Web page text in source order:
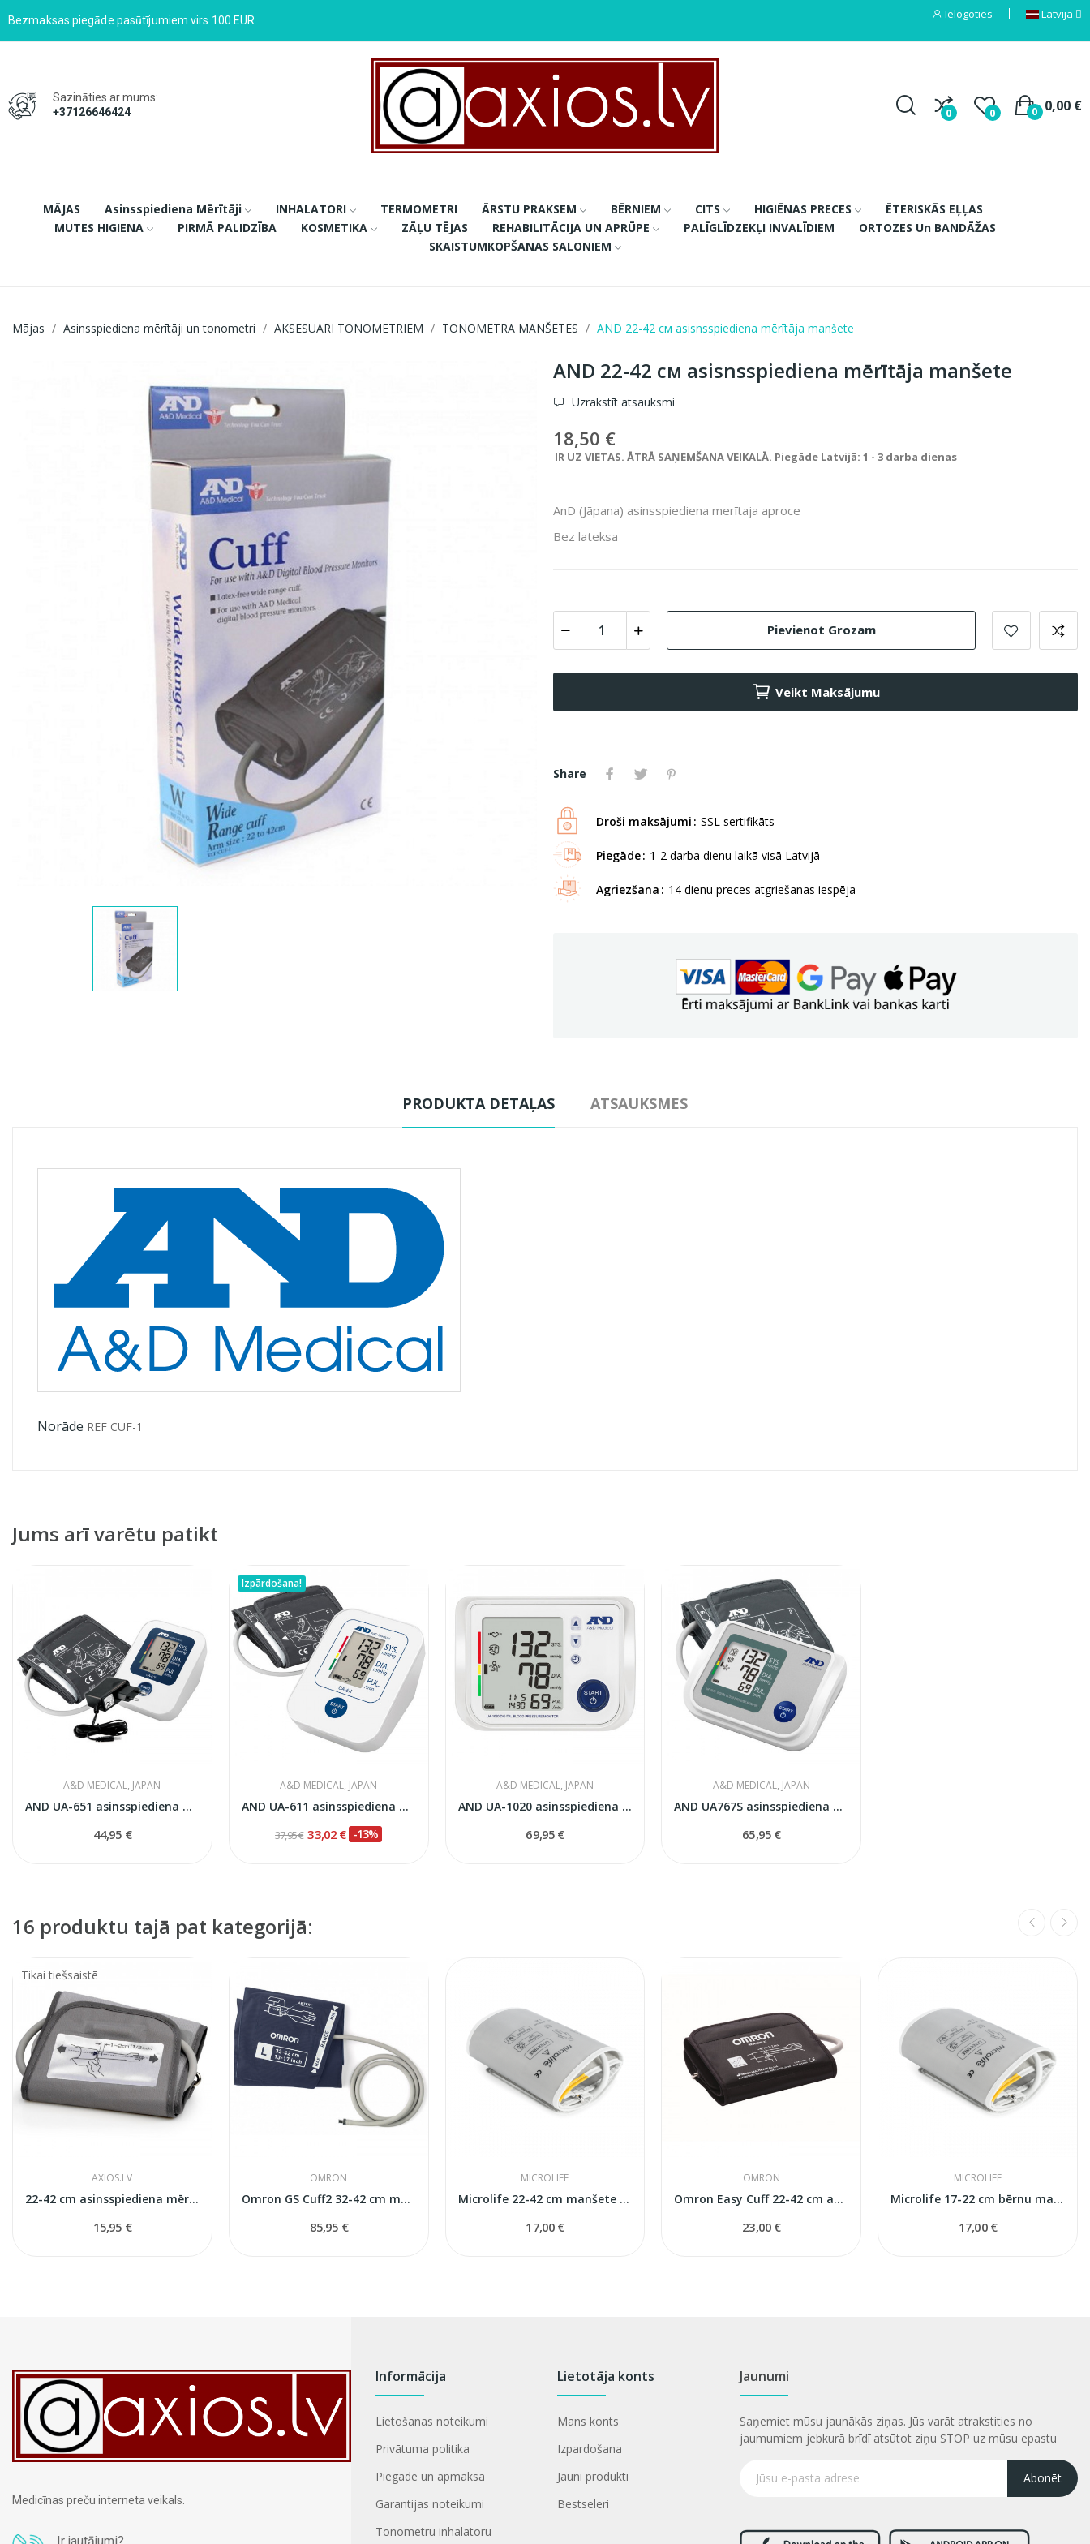
Bezmaksas piegāde pasūtījumiem virs 100 EUR Ielogoties Latvija
Sazināties ar mums:
+37126646424
0 0 0,00 €
0
MĀJAS Asinsspiediena Mērītāji INHALATORI TERMOMETRI ĀRSTU PRAKSEM BĒRNIEM CITS HIGIĒNAS PRECES
ĒTERISKĀS EĻĻAS
MUTES HIGIENA
PIRMĀ PALIDZĪBA KOSMETIKA ZĀĻU TĒJAS REHABILITĀCIJA UN APRŪPE PALĪGLĪDZEKĻI INVALĪDIEM
ORTOZES Un BANDĀŽAS
SKAISTUMKOPŠANAS SALONIEM
Mājas Asinsspiediena mērītāji un tonometri AKSESUARI TONOMETRIEM TONOMETRA MANŠETES AND 22-42 см asisnsspiediena mērītāja manšete
AND 22-42 см asisnsspiediena mērītāja manšete
Uzrakstīt atsauksmi
18,50 €
IR UZ VIETAS. ĀTRĀ SAŅEMŠANA VEIKALĀ. Piegāde Latvijā: 1 - 3 darba dienas
AnD (Jāpana) asinsspiediena merītaja aproce
Bez lateksa
Pievienot Grozam
Veikt Maksājumu
Share
Droši maksājumi SSL sertifikāts
Piegāde 1-2 darba dienu laikā visā Latvijā
Agriezšana 14 dienu preces atgriešanas iespēja
PRODUKTA DETAĻAS ATSAUKSMES
Norāde REF CUF-1
Jums arī varētu patikt
A&D MEDICAL, JAPAN
AND UA-651 asinsspiediena mērītājs ar adapteri
44,95 €
Izpārdošana!
A&D MEDICAL, JAPAN
AND UA-611 asinsspiediena mērītājs
37,95 € 33,02 € -13%
A&D MEDICAL, JAPAN
AND UA-1020 asinsspiediena mērītājs
69,95 €
A&D MEDICAL, JAPAN
AND UA767S asinsspiediena mērītājs
65,95 €
16 produktu tajā pat kategorijā:
Tikai tiešsaistē
AXIOS.LV
22-42 cm asinsspiediena mērītāja manšete
15,95 €
OMRON
Omron GS Cuff2 32-42 cm manšete
85,95 €
MICROLIFE
Microlife 22-42 cm manšete asinsspiediena...
17,00 €
OMRON
Omron Easy Cuff 22-42 cm asinsspiediena...
23,00 €
MICROLIFE
Microlife 17-22 cm bērnu manšete
17,00 €
Medicīnas preču interneta veikals.
Informācija
Lietošanas noteikumi
Privātuma politika
Piegāde un apmaksa
Garantijas noteikumi
Tonometru inhalatoru
Lietotāja konts
Mans konts
Izpardošana
Jauni produkti
Bestseleri
Jaunumi
Saņemiet mūsu jaunākās ziņas. Jūs varāt atrakstities no
jaumumiem jebkurā brīdī atsūtot ziņu STOP uz mūsu epastu
Abonēt